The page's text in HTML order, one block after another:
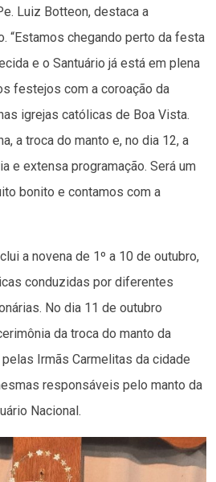
Luiz Botteon, destaca a
“Estamos chegando perto da festa
e o Santuário já está em plena
festejos com a coroação da
igrejas católicas de Boa Vista.
a troca do manto e, no dia 12, a
e extensa programação. Será um
bonito e contamos com a
a novena de 1º a 10 de outubro,
conduzidas por diferentes
No dia 11 de outubro
da troca do manto da
Irmãs Carmelitas da cidade
responsáveis pelo manto da
Nacional.